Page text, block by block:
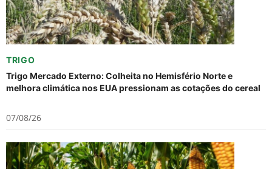
TRIGO
Trigo Mercado Externo: Colheita no Hemisfério Norte e
melhora climática nos EUA pressionam as cotações do cereal
07/08/26